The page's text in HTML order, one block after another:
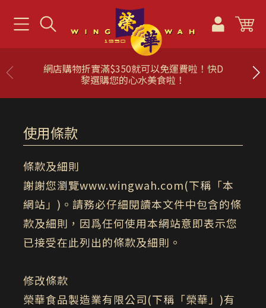
網店購物折實滿$350就可以免運費啦！快D
黎選購您的心水美食啦！
使用條款
條款及細則
謝謝您瀏覽www.wingwah.com(下稱「本
網站」)。請務必仔細閱讀本文件中包含的條
款及細則，因爲任何使用本網站意即表示您
已接受在此列出的條款及細則。
修改條款
榮華食品製造業有限公司(下稱「榮華」)有